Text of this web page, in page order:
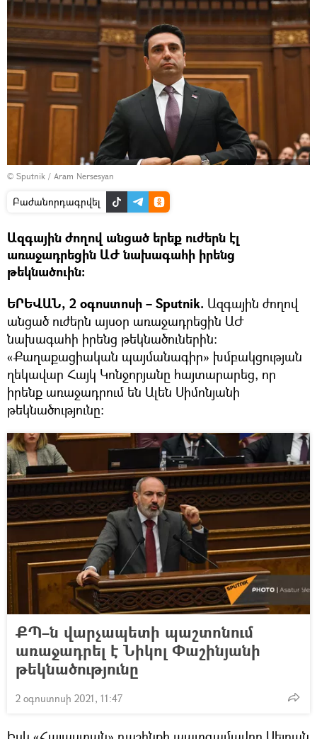
© Sputnik / Aram Nersesyan
Բաժանորդագրվել
Ազգային ժողով անցած երեք ուժերն էլ
առաջադրեցին ԱԺ նախագահի իրենց
թեկնածուին։
ԵՐԵՎԱՆ, 2 օգոստոսի – Sputnik. Ազգային ժողով
անցած ուժերն այսօր առաջադրեցին ԱԺ
նախագահի իրենց թեկնածուներին։
«Քաղաքացիական պայմանագիր» խմբակցության
ղեկավար Հայկ Կոնջորյանը հայտարարեց, որ
իրենք առաջադրում են Ալեն Սիմոնյանի
թեկնածությունը։
ՔՊ–ն վարչապետի պաշտոնում
առաջադրել է Նիկոլ Փաշինյանի
թեկնածությունը
2 օգոստոսի 2021, 11:47